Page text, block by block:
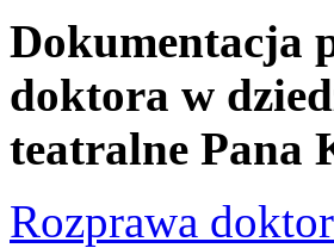
Dokumentacja
doktora w
teatralne Pana
Rozprawa